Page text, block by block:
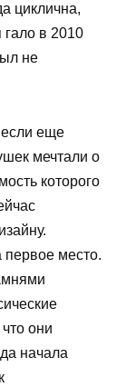
циклична,
гало в 2010
не
если еще
мечтали о
которого
первое место.
они
начала